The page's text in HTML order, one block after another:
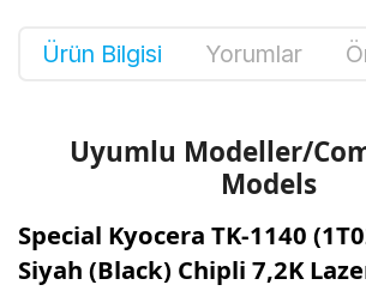
Ürün Bilgisi Yorumlar
Uyumlu Modeller/
Models
Special Kyocera TK-1140
Siyah (Black) Chipli 7,2K